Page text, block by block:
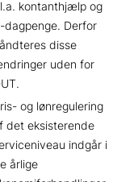
kontanthjælp og
dagpenge. Derfor
disse
uden for
og lønregulering
det eksisterende
indgår i
årlige